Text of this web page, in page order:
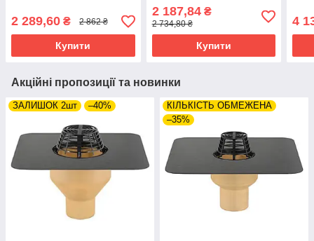
2 289,60 ₴ 2 862 ₴
Купити
фартухом діаметр 110
2 187,84₴
2 734,80 ₴
Купити
мм)
4
Акційні пропозиції та новинки
ЗАЛИШОК 2шт –40%
КІЛЬКІСТЬ ОБМЕЖЕНА
–35%